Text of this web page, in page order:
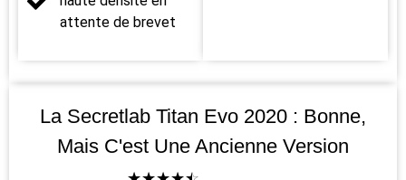
attente de brevet
La Secretlab Titan Evo 2020 : Bonne,
Mais C'est Une Ancienne Version